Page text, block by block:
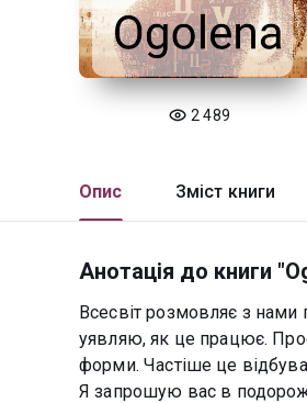
2 489
Опис Зміст книги
Анотація до книги
Всесвіт розмовляє з нами
уявляю, як це працює.
форми. Частіше це
Я запрошую вас в подорож